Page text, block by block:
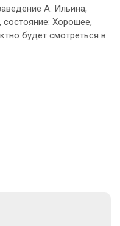
А. Ильина,
состояние: Хорошее,
будет смотреться в